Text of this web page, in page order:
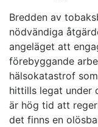
Bredden av
nödvändiga
angeläget att
förebyggande
hälsokatastrof
hittills legat under
är hög tid att
det finns en